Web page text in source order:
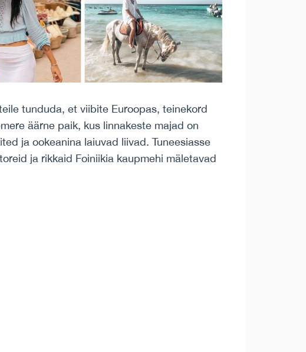
tunduda, et viibite Euroopas, teinekord
äärne paik, kus linnakeste majad on
ja ookeanina laiuvad liivad. Tuneesiasse
ja rikkaid Foiniikia kaupmehi mäletavad